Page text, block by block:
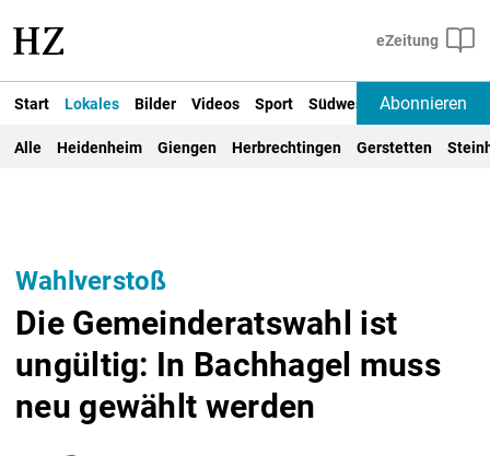
Start Lokales Bilder Videos Sport Südwest Deutschland
Abonnieren
Alle Heidenheim Giengen Herbrechtingen Gerstetten
Wahlverstoß
Die Gemeinderatswahl ist
ungültig: In Bachhagel muss
neu gewählt werden